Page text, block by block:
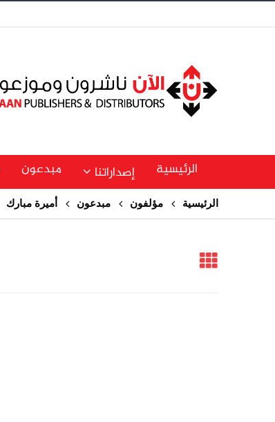
الرئيسية إصداراتنا مبدعون
الرئيسية مؤلفون مبدعون أميرة مبارك